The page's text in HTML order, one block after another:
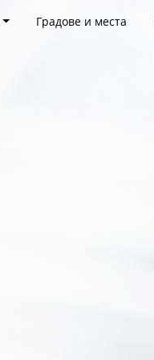
Градове и места